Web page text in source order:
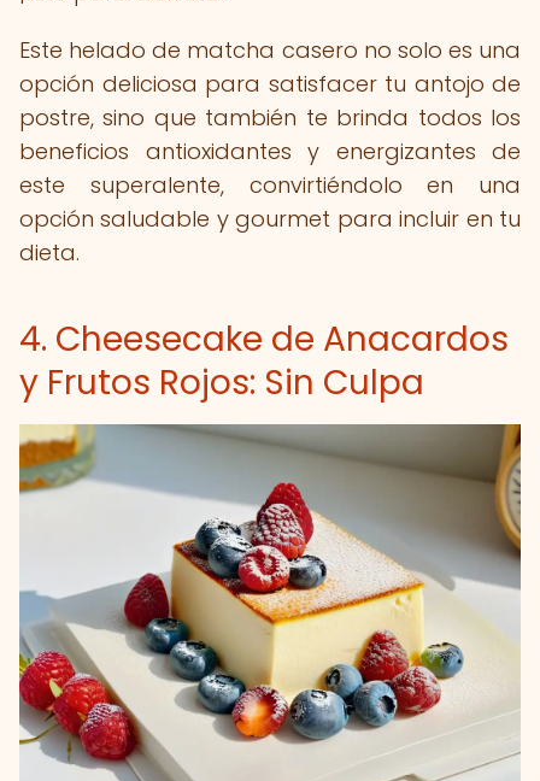
Este helado de matcha casero no solo es una
opción deliciosa para satisfacer tu antojo de
postre, sino que también te brinda todos los
beneficios antioxidantes y energizantes de
este superalente, convirtiéndolo en una
opción saludable y gourmet para incluir en tu
dieta.
4. Cheesecake de Anacardos
y Frutos Rojos: Sin Culpa